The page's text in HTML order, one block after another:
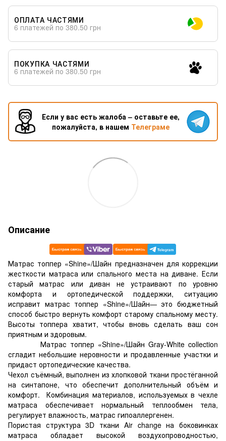
ОПЛАТА ЧАСТЯМИ
6 платежей по 380.50 грн
ПОКУПКА ЧАСТЯМИ
6 платежей по 380.50 грн
Если у вас есть жалоба – оставьте ее,
пожалуйста, в нашем Телеграме
Описание
Матрас топпер «Shine»/Шайн предназначен для коррекции
жесткости матраса или спального места на диване. Если
старый матрас или диван не устраивают по уровню
комфорта и ортопедической поддержки, ситуацию
исправит матрас топпер «Shine»/Шайн— это бюджетный
способ быстро вернуть комфорт старому спальному месту.
Высоты топпера хватит, чтобы вновь сделать ваш сон
приятным и здоровым.
Матрас топпер «Shine»/Шайн Gray-White collection
сгладит небольшие неровности и продавленные участки и
придаст ортопедические качества.
Чехол съёмный, выполнен из хлопковой ткани простёганной
на синтапоне, что обеспечит дополнительный объём и
комфорт. Комбинация материалов, используемых в чехле
матраса обеспечивает нормальный теплообмен тела,
регулирует влажность, матрас гипоаллергенен.
Пористая структура 3D ткани Air change на боковинках
матраса обладает высокой воздухопроводностью,